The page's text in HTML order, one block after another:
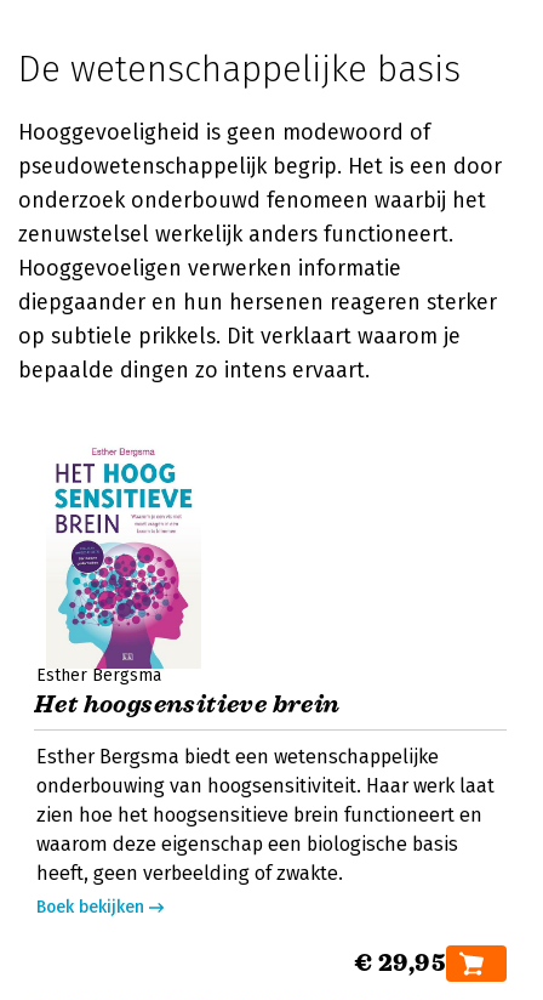
De wetenschappelijke basis
Hooggevoeligheid is geen modewoord of
pseudowetenschappelijk begrip. Het is een door
onderzoek onderbouwd fenomeen waarbij het
zenuwstelsel werkelijk anders functioneert.
Hooggevoeligen verwerken informatie
diepgaander en hun hersenen reageren sterker
op subtiele prikkels. Dit verklaart waarom je
bepaalde dingen zo intens ervaart.
Esther Bergsma
Het hoogsensitieve brein
Esther Bergsma biedt een wetenschappelijke
onderbouwing van hoogsensitiviteit. Haar werk laat
zien hoe het hoogsensitieve brein functioneert en
waarom deze eigenschap een biologische basis
heeft, geen verbeelding of zwakte.
Boek bekijken
€ 29,95